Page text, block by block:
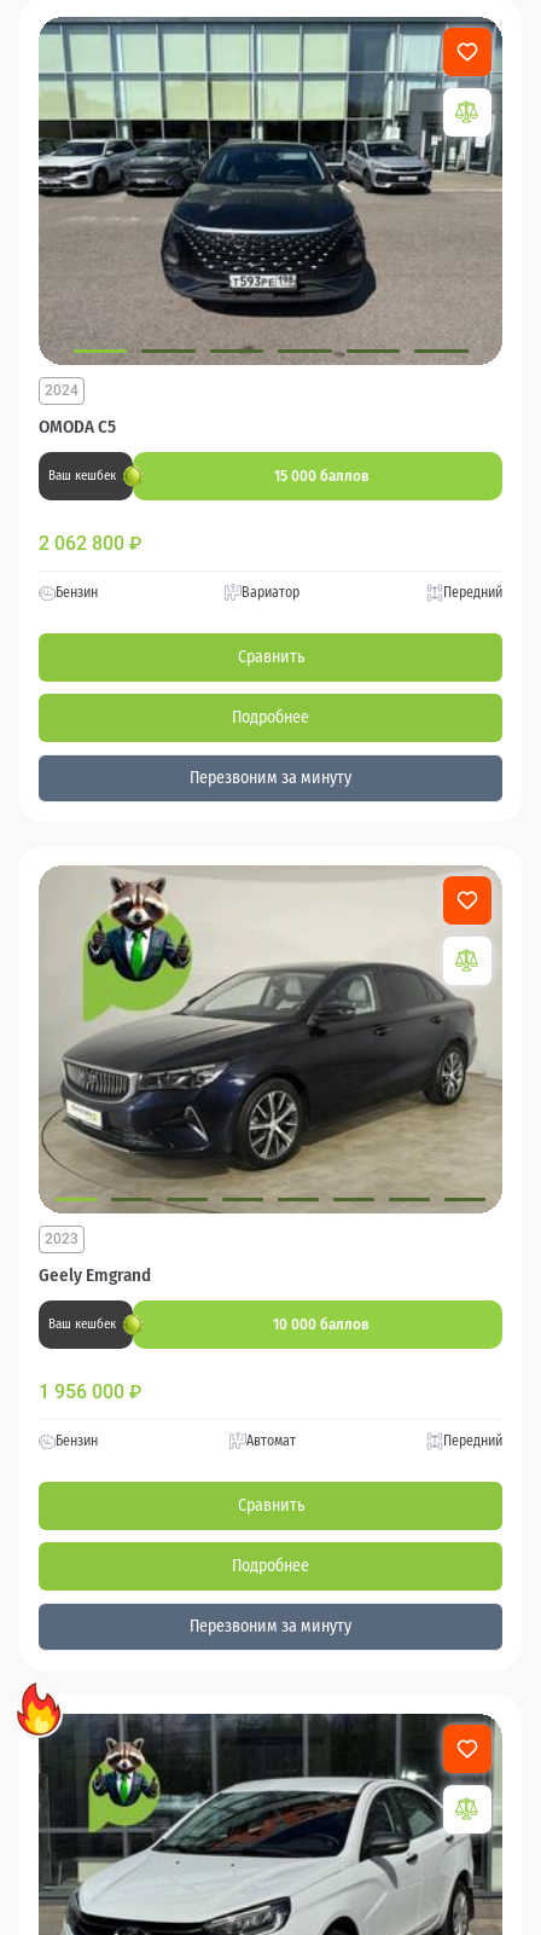
OMODA C5
2024
Ваш кешбек 15 000 баллов
2 062 800 ₽
Бензин Вариатор Передний
Сравнить
Подробнее
Перезвоним за минуту
Geely Emgrand
2023
Ваш кешбек 10 000 баллов
1 956 000 ₽
Бензин Автомат Передний
Сравнить
Подробнее
Перезвоним за минуту